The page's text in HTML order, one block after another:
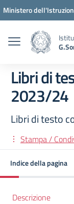
Vai ai contenuti
Vai al menu di
Vai al footer
Ministero
Libri di
2023/24
Libri di testo
Stampa /
Indice della pagina
Descrizione